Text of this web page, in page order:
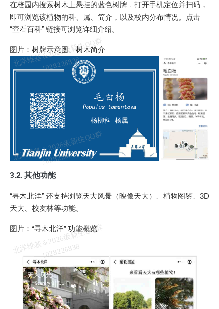
在校园内搜索树木上悬挂的蓝色树牌，打开手机定位并扫码，
即可浏览该植物的科、属、简介，以及校内分布情况。点击
“查看百科” 链接可浏览详细介绍。
图片：树牌示意图、树木简介
3.2. 其他功能
“寻木北洋” 还支持浏览天大风景（映像天大）、植物图鉴、3D
天大、校友林等功能。
图片：“寻木北洋” 功能概览
北
洋
维
基
＆
2
0
2
6
级
新
生
Q
Q
群
1
0
2
8
2
2
6
8
3
8
北
洋
维
基
＆
2
0
2
6
级
新
生
Q
Q
群
1
0
2
8
2
2
6
8
3
8
北
洋
维
基
＆
2
0
2
6
级
新
生
Q
Q
群
1
0
2
8
2
2
6
8
3
8